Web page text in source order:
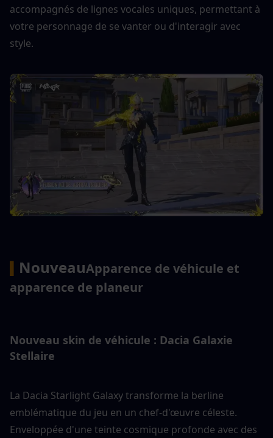
accompagnés de lignes vocales uniques, permettant à
votre personnage de se vanter ou d'interagir avec
style.
NouveauApparence de véhicule et
apparence de planeur
Nouveau skin de véhicule : Dacia Galaxie
Stellaire
La Dacia Starlight Galaxy transforme la berline
emblématique du jeu en un chef-d'œuvre céleste.
Enveloppée d'une teinte cosmique profonde avec des